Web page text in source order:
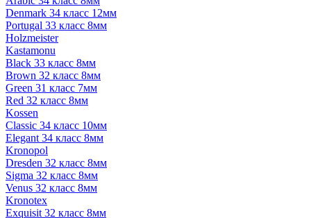
Denmark 34 класс 12мм
Portugal 33 класс 8мм
Holzmeister
Kastamonu
Black 33 класс 8мм
Brown 32 класс 8мм
Green 31 класс 7мм
Red 32 класс 8мм
Kossen
Classic 34 класс 10мм
Elegant 34 класс 8мм
Kronopol
Dresden 32 класс 8мм
Sigma 32 класс 8мм
Venus 32 класс 8мм
Kronotex
Exquisit 32 класс 8мм